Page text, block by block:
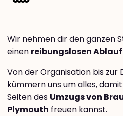
Wir nehmen dir den ganzen
einen reibungslosen
Von der Organisation bis zur
kümmern uns um alles,
Seiten des Umzugs von
Plymouth freuen kannst.